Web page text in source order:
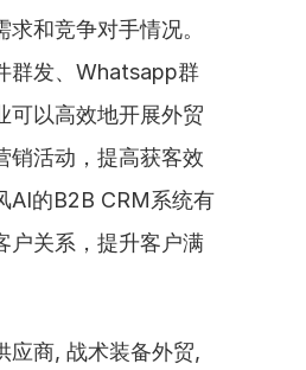
和竞争对手情况。
群发、Whatsapp群
可以高效地开展外贸
销活动，提高获客效
AI的B2B CRM系统有
户关系，提升客户满
应商, 战术装备外贸,